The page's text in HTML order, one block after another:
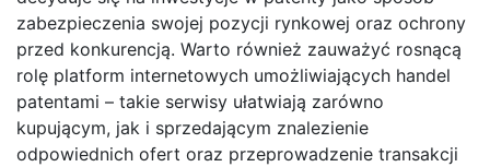
zabezpieczenia swojej pozycji rynkowej oraz ochrony
przed konkurencją. Warto również zauważyć rosnącą
rolę platform internetowych umożliwiających handel
patentami – takie serwisy ułatwiają zarówno
kupującym, jak i sprzedającym znalezienie
odpowiednich ofert oraz przeprowadzenie transakcji